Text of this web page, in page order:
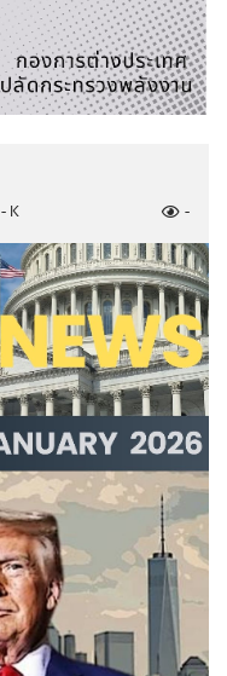
ม
อกน้ำมันเชื้อ
อความเห็นชอบ
การทุจริตและ
ตและประพฤติมิ
ริตและประพฤติมิ
ต้องการ
- K -